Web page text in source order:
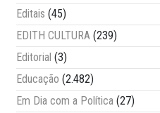
Editais (45)
EDITH CULTURA (239)
Editorial (3)
Educação (2.482)
Em Dia com a Política (27)